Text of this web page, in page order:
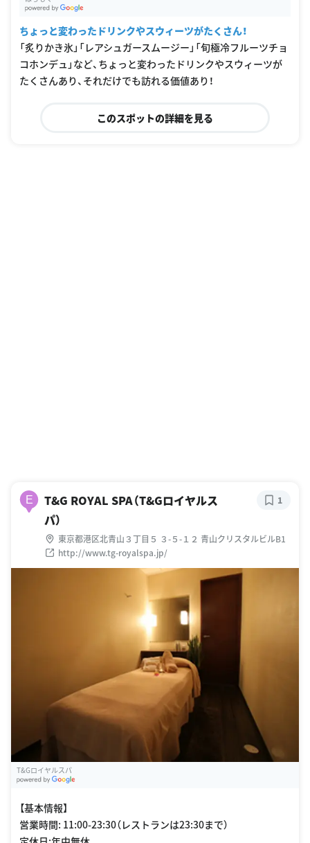
ちょっと変わったドリンクやスウィーツがたくさん！
「炙りかき氷」「レアシュガースムージー」「旬極冷フルーツチョ
コホンデュ」など、ちょっと変わったドリンクやスウィーツが
たくさんあり、それだけでも訪れる価値あり！
このスポットの詳細を見る
E
T&G ROYAL SPA（T&Gロイヤルス
パ）
東京都港区北青山３丁目５ ３-５-１２ 青山クリスタルビルB1
http://www.tg-royalspa.jp/
1
T&Gロイヤルスパ
【基本情報】
営業時間: 11:00-23:30（レストランは23:30まで）